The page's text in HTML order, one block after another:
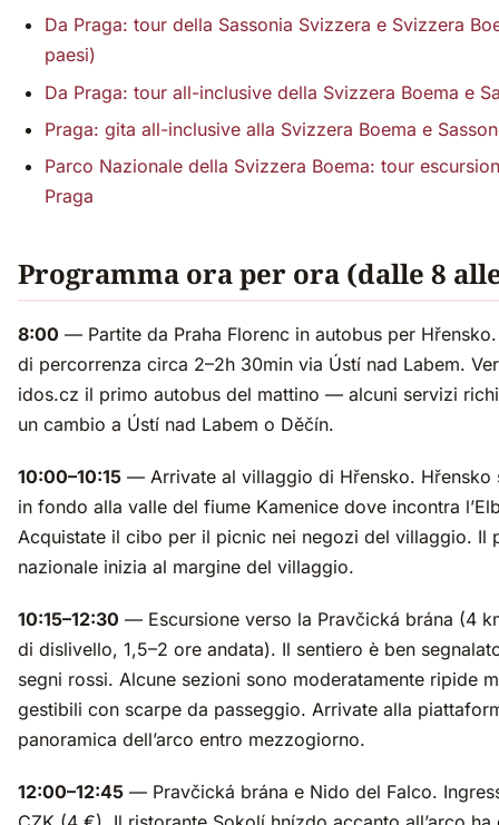
Da Praga: tour della Sassonia Svizzera e Svizzera
paesi)
Da Praga: tour all-inclusive della Svizzera Boema e
Praga: gita all-inclusive alla Svizzera Boema e
Parco Nazionale della Svizzera Boema: tour
Praga
Programma ora per ora (dalle 8
8:00 — Partite da Praha Florenc in autobus per
di percorrenza circa 2–2h 30min via Ústí nad Labem.
idos.cz il primo autobus del mattino — alcuni servizi
un cambio a Ústí nad Labem o Děčín.
10:00–10:15 — Arrivate al villaggio di Hřensko. Hřensko
in fondo alla valle del fiume Kamenice dove incontra
Acquistate il cibo per il picnic nei negozi del villaggio. Il
nazionale inizia al margine del villaggio.
10:15–12:30 — Escursione verso la Pravčická brána (4
di dislivello, 1,5–2 ore andata). Il sentiero è ben
segni rossi. Alcune sezioni sono moderatamente ripide
gestibili con scarpe da passeggio. Arrivate alla
panoramica dell’arco entro mezzogiorno.
12:00–12:45 — Pravčická brána e Nido del Falco.